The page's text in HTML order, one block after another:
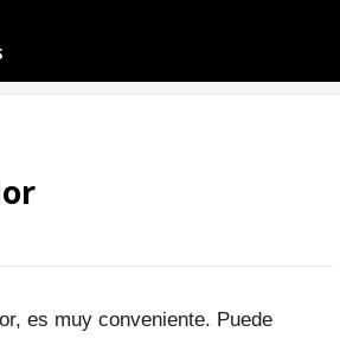
es muy conveniente. Puede